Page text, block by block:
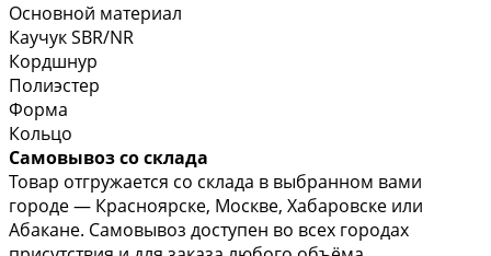
Основной материал
Каучук SBR/NR
Кордшнур
Полиэстер
Форма
Кольцо
Самовывоз со склада
Товар отгружается со склада в выбранном вами
городе — Красноярске, Москве, Хабаровске или
Абакане. Самовывоз доступен во всех городах